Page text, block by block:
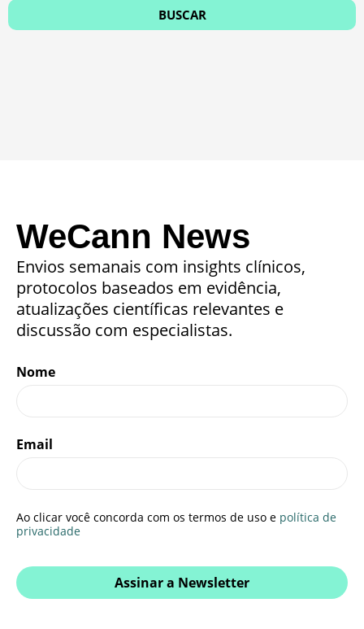
WeCann News
Envios semanais com insights clínicos,
protocolos baseados em evidência,
atualizações científicas relevantes e
discussão com especialistas.
Nome
Email
Ao clicar você concorda com os termos de uso e política de
privacidade
Assinar a Newsletter